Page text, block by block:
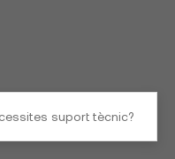
suport tècnic?